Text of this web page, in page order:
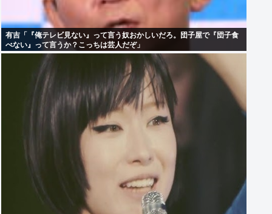
有吉「『俺テレビ見ない』って言う奴おかしいだろ。団子屋で『団子食
べない』って言うか？こっちは芸人だぞ」